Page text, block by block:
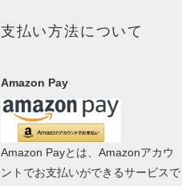
支払い方法について
Amazon Pay
Amazon Payとは、Amazonアカウ
ントでお支払いができるサービスで